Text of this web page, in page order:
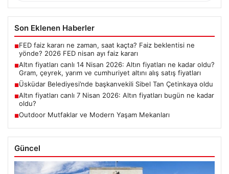
Son Eklenen Haberler
■FED faiz kararı ne zaman, saat kaçta? Faiz beklentisi ne
yönde? 2026 FED nisan ayı faiz kararı
■Altın fiyatları canlı 14 Nisan 2026: Altın fiyatları ne kadar oldu?
Gram, çeyrek, yarım ve cumhuriyet altını alış satış fiyatları
■Üsküdar Belediyesi’nde başkanvekili Sibel Tan Çetinkaya oldu
■Altın fiyatları canlı 7 Nisan 2026: Altın fiyatları bugün ne kadar
oldu?
■Outdoor Mutfaklar ve Modern Yaşam Mekanları
Güncel